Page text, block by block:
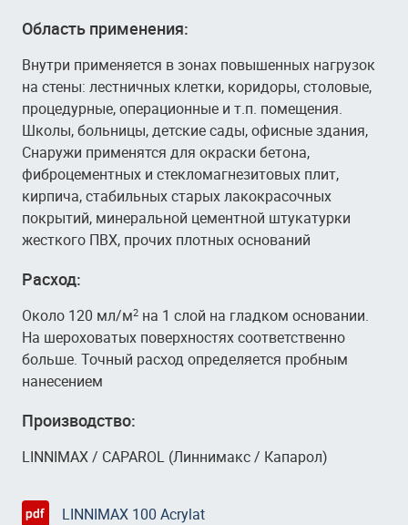
Область применения:
Внутри применяется в зонах повышенных нагрузок
на стены: лестничных клетки, коридоры, столовые,
процедурные, операционные и т.п. помещения.
Школы, больницы, детские сады, офисные здания,
Снаружи применятся для окраски бетона,
фиброцементных и стекломагнезитовых плит,
кирпича, стабильных старых лакокрасочных
покрытий, минеральной цементной штукатурки
жесткого ПВХ, прочих плотных оснований
Расход:
Около 120 мл/м2 на 1 слой на гладком основании.
На шероховатых поверхностях соответственно
больше. Точный расход определяется пробным
нанесением
Производство:
LINNIMAX / CAPAROL (Линнимакс / Капарол)
LINNIMAX 100 Acrylat